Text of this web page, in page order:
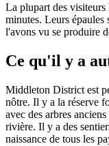
La plupart des visiteurs
minutes. Leurs
l'avons vu se produire
Ce qu'il y a
Middleton District est
nôtre. Il y a la réserve
avec des arbres
rivière. Il y a des
naissance de tous les